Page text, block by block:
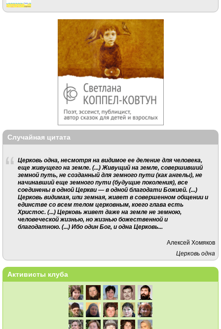
Случайная цитата
Церковь одна, несмотря на видимое ее деление для человека,
еще живущего на земле. (...) Живущий на земле, совершивший
земной путь, не созданный для земного пути (как ангелы), не
начинавший еще земного пути (будущие поколения), все
соединены в одной Церкви — в одной благодати Божией. (...)
Церковь видимая, или земная, живет в совершенном общении и
единстве со всем телом церковным, коего глава есть
Христос. (...) Церковь живет даже на земле не земною,
человеческой жизнью, но жизнью божественной и
благодатною. (...) Ибо один Бог, и одна Церковь...
Алексей Хомяков
Церковь одна
Активисты клуба